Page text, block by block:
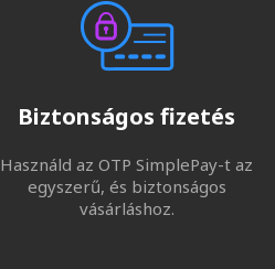
Biztonságos fizetés
Használd az OTP SimplePay-t az
egyszerű, és biztonságos
vásárláshoz.